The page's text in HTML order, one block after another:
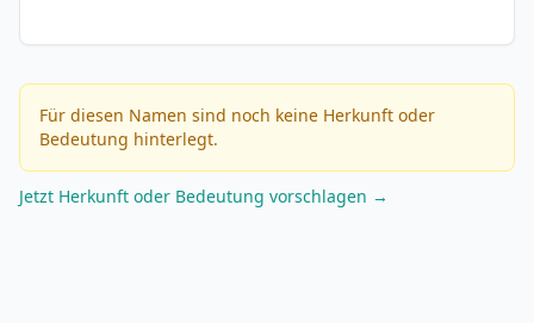
Für diesen Namen sind noch keine Herkunft oder
Bedeutung hinterlegt.
Jetzt Herkunft oder Bedeutung vorschlagen →